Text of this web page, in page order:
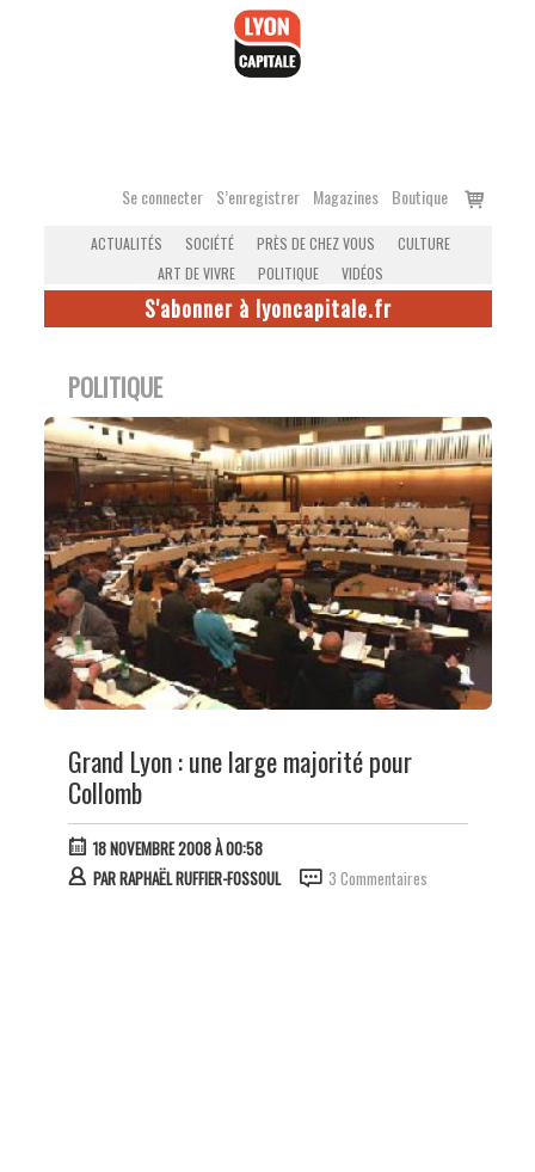
Se connecter S’enregistrer Magazines Boutique
Voir
ACTUALITÉS SOCIÉTÉ PRÈS DE CHEZ VOUS
CULTURE
ART DE VIVRE
POLITIQUE VIDÉOS
S'abonner à lyoncapitale.fr
POLITIQUE
Grand Lyon : une large majorité pour
Collomb
18 NOVEMBRE 2008 À 00:58
PARRAPHAËL RUFFIER-FOSSOUL 3 Commentaires